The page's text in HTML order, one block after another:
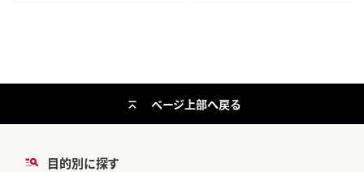
目的別に探す
ページ上部へ戻る